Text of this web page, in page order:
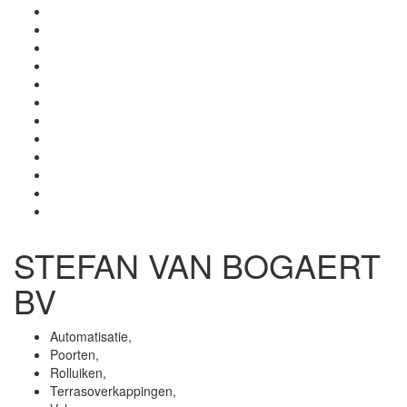
STEFAN VAN BOGAERT
BV
Automatisatie,
Poorten,
Rolluiken,
Terrasoverkappingen,